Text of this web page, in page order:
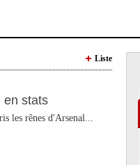
Liste
en stats
les rênes d'Arsenal...